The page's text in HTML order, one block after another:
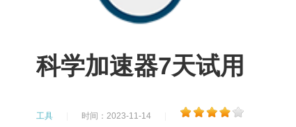
科学加速器7天试用
工具 时间：2023-11-14